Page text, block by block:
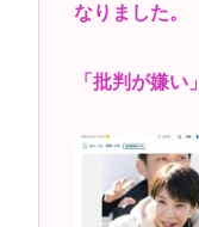
なりました。
「批判が嫌い